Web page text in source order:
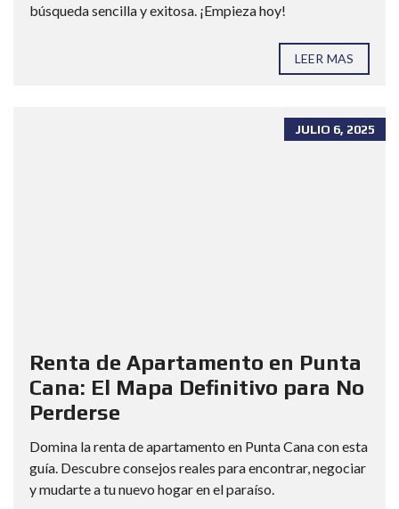
búsqueda sencilla y exitosa. ¡Empieza hoy!
LEER MAS
JULIO 6, 2025
Renta de Apartamento en Punta
Cana: El Mapa Definitivo para No
Perderse
Domina la renta de apartamento en Punta Cana con esta
guía. Descubre consejos reales para encontrar, negociar
y mudarte a tu nuevo hogar en el paraíso.